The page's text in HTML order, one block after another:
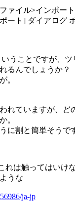
ァイル>インポー
ート] ダイアログ
うことですが、
るんでしょうか？
。
ていますが、どの
。
に割と簡単そうで
れは触ってはいけ
うな
ja-jp